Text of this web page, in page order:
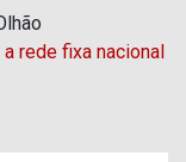
rede fixa nacional